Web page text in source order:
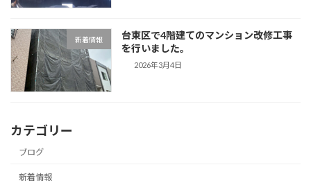
新着情報
台東区で4階建てのマンション改修工事
を行いました。
2026年3月4日
カテゴリー
ブログ
新着情報